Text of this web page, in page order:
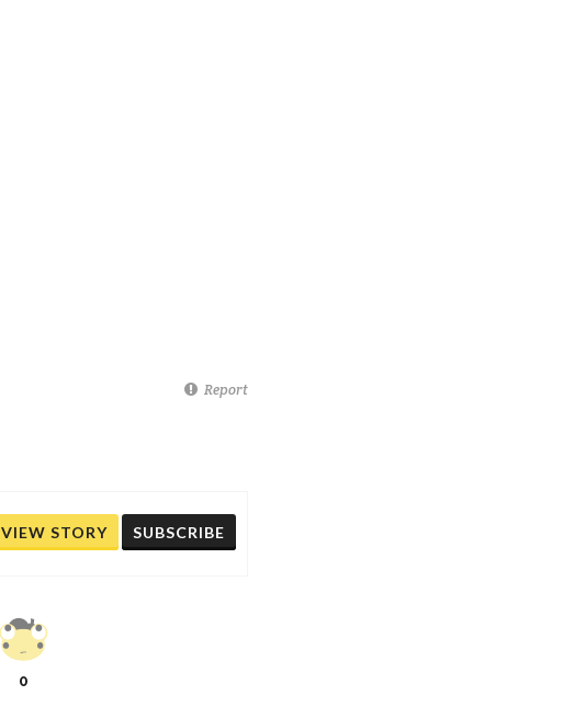
Report
VIEW STORY SUBSCRIBE
0